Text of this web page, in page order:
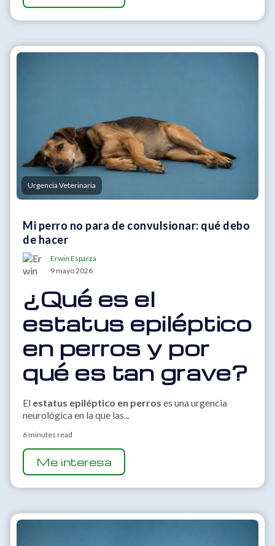
Urgencia Veterinaria
Mi perro no para de convulsionar: qué debo
de hacer
Erwin Esparza
9 mayo 2026
¿Qué es el
estatus epiléptico
en perros y por
qué es tan grave?
El estatus epiléptico en perros es una urgencia
neurológica en la que las...
6 minutes read
Me interesa